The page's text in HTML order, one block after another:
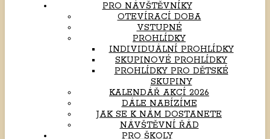
PRO NÁVŠTĚVNÍKY
OTEVÍRACÍ DOBA
VSTUPNÉ
PROHLÍDKY
INDIVIDUÁLNÍ PROHLÍDKY
SKUPINOVÉ PROHLÍDKY
PROHLÍDKY PRO DĚTSKÉ
SKUPINY
KALENDÁŘ AKCÍ 2026
DÁLE NABÍZÍME
JAK SE K NÁM DOSTANETE
NÁVŠTĚVNÍ ŘÁD
PRO ŠKOLY